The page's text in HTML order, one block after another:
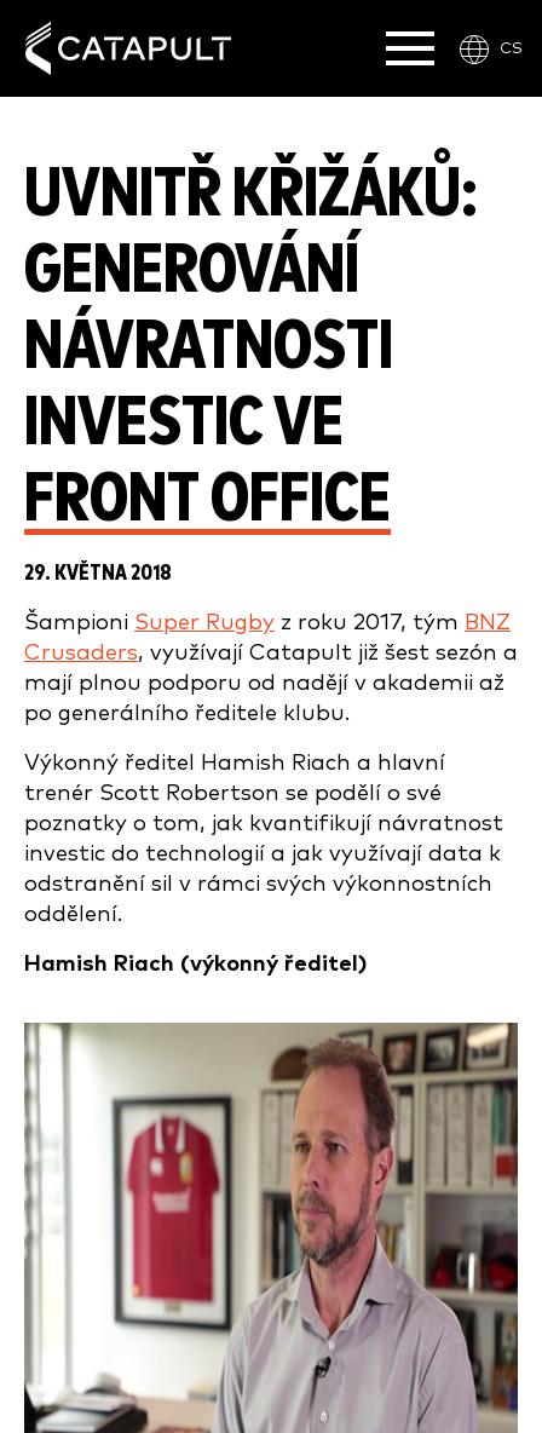
CS
UVNITŘ KŘIŽÁKŮ:
GENEROVÁNÍ
NÁVRATNOSTI
INVESTIC VE
FRONT OFFICE
29. KVĚTNA 2018
Šampioni Super Rugby z roku 2017, tým BNZ
Crusaders, využívají Catapult již šest sezón a
mají plnou podporu od nadějí v akademii až
po generálního ředitele klubu.
Výkonný ředitel Hamish Riach a hlavní
trenér Scott Robertson se podělí o své
poznatky o tom, jak kvantifikují návratnost
investic do technologií a jak využívají data k
odstranění sil v rámci svých výkonnostních
oddělení.
Hamish Riach (výkonný ředitel)